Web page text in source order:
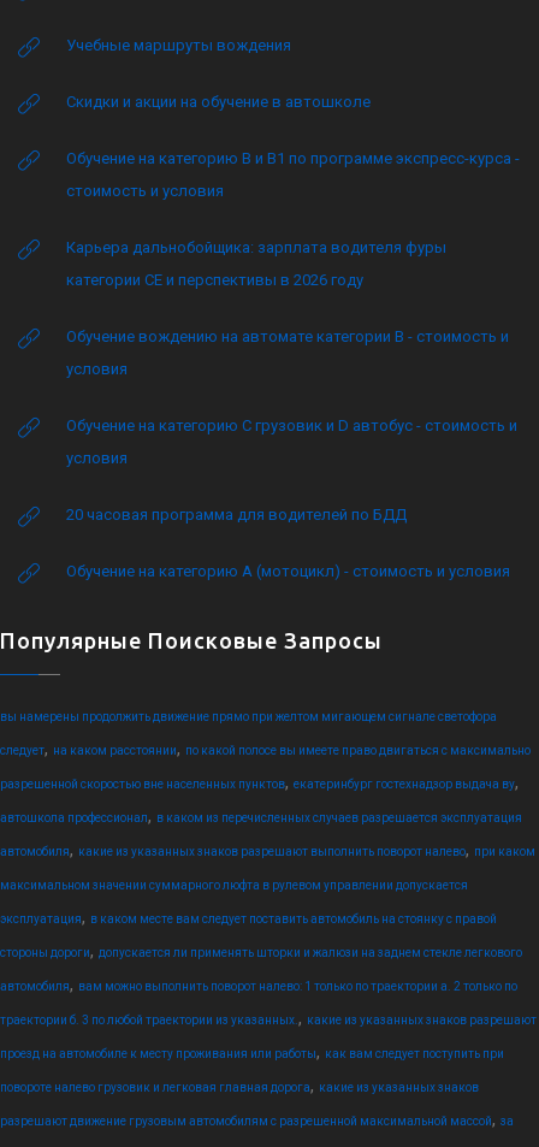
Учебные маршруты вождения
Скидки и акции на обучение в автошколе
Обучение на категорию B и B1 по программе экспресс-курса -
стоимость и условия
Карьера дальнобойщика: зарплата водителя фуры
категории CE и перспективы в 2026 году
Обучение вождению на автомате категории B - стоимость и
условия
Обучение на категорию C грузовик и D автобус - стоимость и
условия
20 часовая программа для водителей по БДД
Обучение на категорию А (мотоцикл) - стоимость и условия
Популярные Поисковые Запросы
вы намерены продолжить движение прямо при желтом мигающем сигнале светофора
следует, на каком расстоянии, по какой полосе вы имеете право двигаться с максимально
разрешенной скоростью вне населенных пунктов, екатеринбург гостехнадзор выдача ву,
автошкола профессионал, в каком из перечисленных случаев разрешается эксплуатация
автомобиля, какие из указанных знаков разрешают выполнить поворот налево, при каком
максимальном значении суммарного люфта в рулевом управлении допускается
эксплуатация, в каком месте вам следует поставить автомобиль на стоянку с правой
стороны дороги, допускается ли применять шторки и жалюзи на заднем стекле легкового
автомобиля, вам можно выполнить поворот налево: 1 только по траектории а. 2 только по
траектории б. 3 по любой траектории из указанных. , какие из указанных знаков разрешают
проезд на автомобиле к месту проживания или работы, как вам следует поступить при
повороте налево грузовик и легковая главная дорога, какие из указанных знаков
разрешают движение грузовым автомобилям с разрешенной максимальной массой, за